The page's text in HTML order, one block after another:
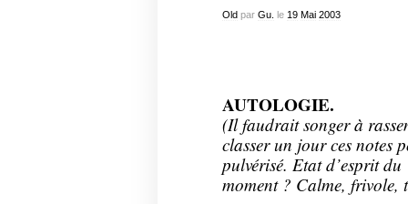
Old par Gu. le 19 Mai 2003
AUTOLOGIE.
(Il faudrait songer à
classer un jour ces notes
pulvérisé. Etat d’esprit du
moment ? Calme, frivole,